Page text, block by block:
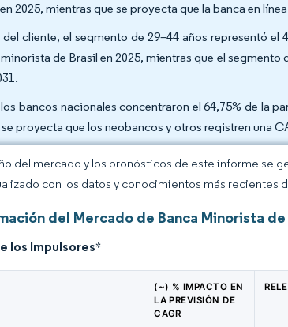
2025, mientras que se proyecta que la banca en
cliente, el segmento de 29–44 años representó
de Brasil en 2025, mientras que el segmento
bancos nacionales concentraron el 64,75% de la
proyecta que los neobancos y otros registren una
del mercado y los pronósticos de este informe se
con los datos y conocimientos más recientes
del Mercado de Banca Minorista de
los Impulsores*
(~) % IMPACTO EN
LA PREVISIÓN DE
CAGR